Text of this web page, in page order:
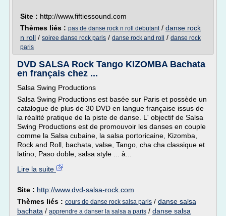
Site : http://www.fiftiessound.com
Thèmes liés : pas de danse rock n roll debutant/ danse rock
n roll / soiree danse rock paris / danse rock and roll / danse rock
paris
DVD SALSA Rock Tango KIZOMBA Bachata
en français chez ...
Salsa Swing Productions
Salsa Swing Productions est basée sur Paris et possède un
catalogue de plus de 30 DVD en langue française issus de
la réalité pratique de la piste de danse. L' objectif de Salsa
Swing Productions est de promouvoir les danses en couple
comme la Salsa cubaine, la salsa portoricaine, Kizomba,
Rock and Roll, bachata, valse, Tango, cha cha classique et
latino, Paso doble, salsa style ... à...
Lire la suite
Site : http://www.dvd-salsa-rock.com
Thèmes liés : cours de danse rock salsa paris / danse salsa
bachata / apprendre a danser la salsa a paris / danse salsa